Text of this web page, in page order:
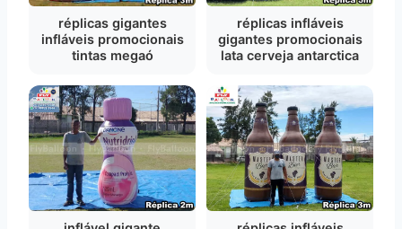
réplicas gigantes
infláveis promocionais
tintas megaó
réplicas infláveis
gigantes promocionais
lata cerveja antarctica